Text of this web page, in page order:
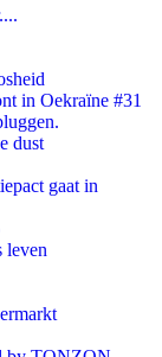
in Oekraïne #31
dust
gaat in
leven